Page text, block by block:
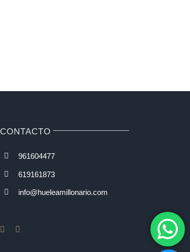
CONTACTO
961604477
619161873
info@hueleamillonario.com